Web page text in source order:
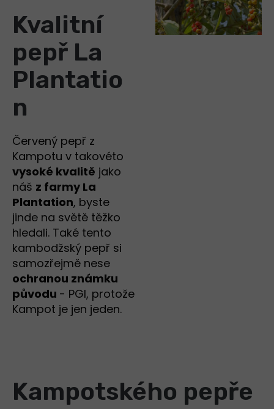
Kvalitní
pepř La
Plantatio
n
Červený pepř z
Kampotu v takovéto
vysoké kvalitě jako
náš z farmy La
Plantation, byste
jinde na světě těžko
hledali. Také tento
kambodžský pepř si
samozřejmě nese
ochranou známku
původu - PGI, protože
Kampot je jen jeden.
Kampotského pepře